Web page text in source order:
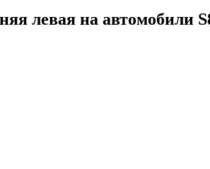
левая на автомобили